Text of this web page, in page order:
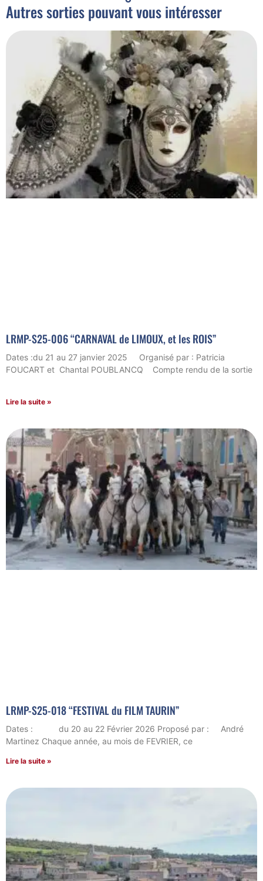
Autres sorties pouvant vous intéresser
LRMP-S25-006 “CARNAVAL de LIMOUX, et les ROIS”
Dates :du 21 au 27 janvier 2025 Organisé par : Patricia
FOUCART et Chantal POUBLANCQ Compte rendu de la sortie
Lire la suite »
LRMP-S25-018 “FESTIVAL du FILM TAURIN”
Dates : du 20 au 22 Février 2026 Proposé par : André
Martinez Chaque année, au mois de FEVRIER, ce
Lire la suite »